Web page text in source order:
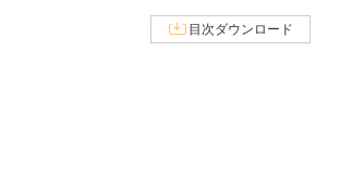
目次ダウンロード